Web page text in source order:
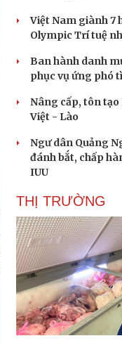
Việt Nam giành 7
Olympic Trí tuệ
Ban hành danh
phục vụ ứng phó
Nâng cấp, tôn
Việt - Lào
Ngư dân Quảng
đánh bắt, chấp
IUU
THỊ TRƯỜNG